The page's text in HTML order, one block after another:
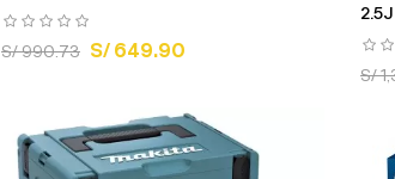
S/ 990.73 S/ 649.90
S/